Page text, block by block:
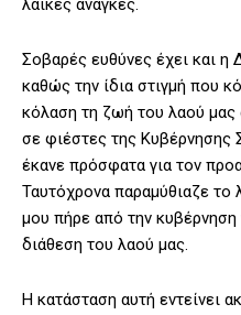
λαϊκές ανάγκες.
Σοβαρές ευθύνες έχει και
καθώς την ίδια στιγμή που
κόλαση τη ζωή του λαού μας
σε φιέστες της
έκανε πρόσφατα για τον
Ταυτόχρονα παραμύθιαζε το
μου πήρε από την κυβέρνηση
διάθεση του λαού μας.
Η κατάσταση αυτή εντείνει